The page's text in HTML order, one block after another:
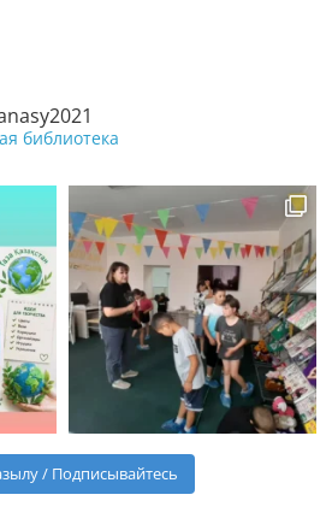
библиотека
/ Подписывайтесь